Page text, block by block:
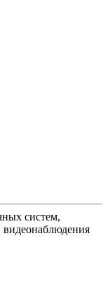
систем,